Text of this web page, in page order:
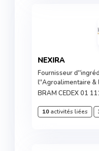
NEXIRA
Fournisseur
l''Agroalimentaire &
BRAM CEDEX 01
10activités liées